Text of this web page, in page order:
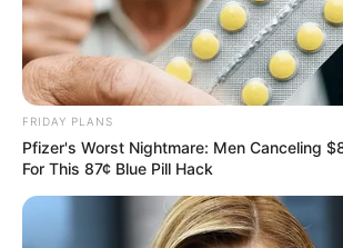
FRIDAY PLANS
Pfizer's Worst Nightmare: Men Canceling
For This 87¢ Blue Pill Hack